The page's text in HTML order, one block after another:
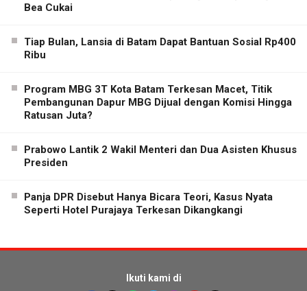
Bea Cukai
Tiap Bulan, Lansia di Batam Dapat Bantuan Sosial Rp400
Ribu
Program MBG 3T Kota Batam Terkesan Macet, Titik
Pembangunan Dapur MBG Dijual dengan Komisi Hingga
Ratusan Juta?
Prabowo Lantik 2 Wakil Menteri dan Dua Asisten Khusus
Presiden
Panja DPR Disebut Hanya Bicara Teori, Kasus Nyata
Seperti Hotel Purajaya Terkesan Dikangkangi
Ikuti kami di